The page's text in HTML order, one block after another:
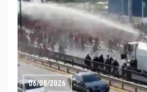
06/08/2026